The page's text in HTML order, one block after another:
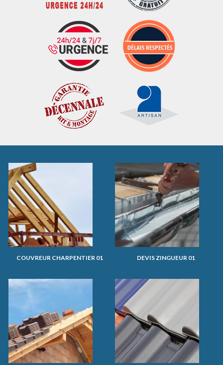
COUVREUR CHARPENTIER 01 DEVIS ZINGUEUR 01